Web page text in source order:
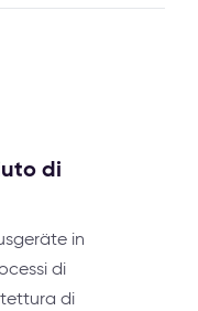
di
in
di
di